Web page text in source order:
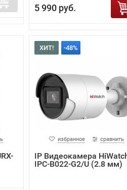
5 990 руб.
ХИТ! -48%
избранное сравнить
IP Видеокамера
IPC-B022-G2/U (2.8 мм)